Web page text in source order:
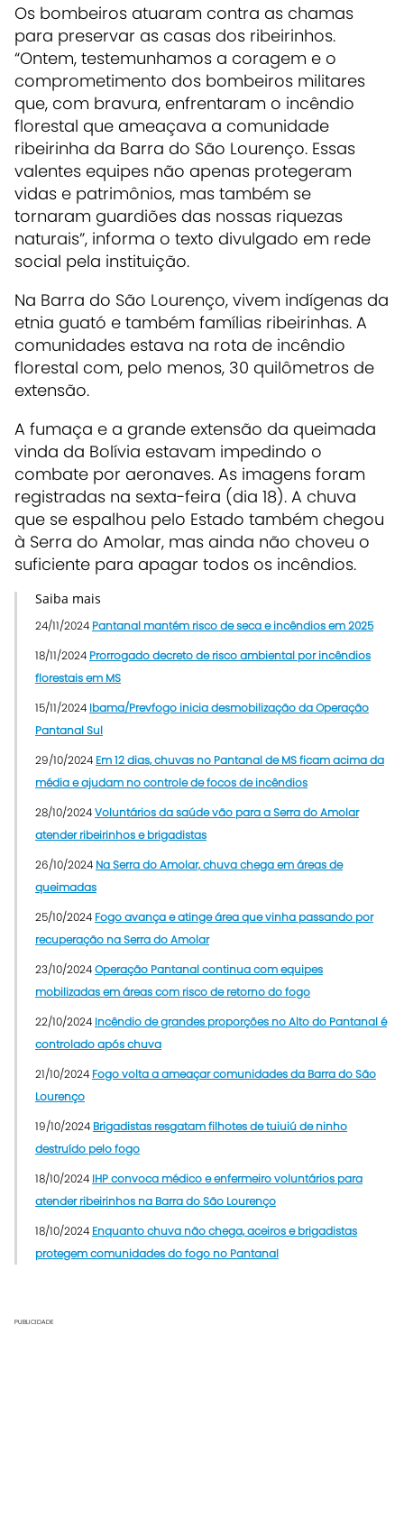
Os bombeiros atuaram contra as chamas
para preservar as casas dos ribeirinhos.
“Ontem, testemunhamos a coragem e o
comprometimento dos bombeiros militares
que, com bravura, enfrentaram o incêndio
florestal que ameaçava a comunidade
ribeirinha da Barra do São Lourenço. Essas
valentes equipes não apenas protegeram
vidas e patrimônios, mas também se
tornaram guardiões das nossas riquezas
naturais”, informa o texto divulgado em rede
social pela instituição.
Na Barra do São Lourenço, vivem indígenas da
etnia guató e também famílias ribeirinhas. A
comunidades estava na rota de incêndio
florestal com, pelo menos, 30 quilômetros de
extensão.
A fumaça e a grande extensão da queimada
vinda da Bolívia estavam impedindo o
combate por aeronaves. As imagens foram
registradas na sexta-feira (dia 18). A chuva
que se espalhou pelo Estado também chegou
à Serra do Amolar, mas ainda não choveu o
suficiente para apagar todos os incêndios.
Saiba mais
24/11/2024 Pantanal mantém risco de seca e incêndios em 2025
18/11/2024 Prorrogado decreto de risco ambiental por incêndios
florestais em MS
15/11/2024 Ibama/Prevfogo inicia desmobilização da Operação
Pantanal Sul
29/10/2024 Em 12 dias, chuvas no Pantanal de MS ficam acima da
média e ajudam no controle de focos de incêndios
28/10/2024Voluntários da saúde vão para a Serra do Amolar
atender ribeirinhos e brigadistas
26/10/2024 Na Serra do Amolar, chuva chega em áreas de
queimadas
25/10/2024 Fogo avança e atinge área que vinha passando por
recuperação na Serra do Amolar
23/10/2024Operação Pantanal continua com equipes
mobilizadas em áreas com risco de retorno do fogo
22/10/2024 Incêndio de grandes proporções no Alto do Pantanal é
controlado após chuva
21/10/2024 Fogo volta a ameaçar comunidades da Barra do São
Lourenço
19/10/2024 Brigadistas resgatam filhotes de tuiuiú de ninho
destruído pelo fogo
18/10/2024 IHP convoca médico e enfermeiro voluntários para
atender ribeirinhos na Barra do São Lourenço
18/10/2024 Enquanto chuva não chega, aceiros e brigadistas
protegem comunidades do fogo no Pantanal
PUBLICIDADE